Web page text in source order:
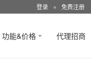
登录 ● 免费注册
功能&价格 代理招商